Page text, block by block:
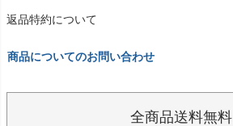
返品特約について
商品についてのお問い合わせ
全商品送料無料